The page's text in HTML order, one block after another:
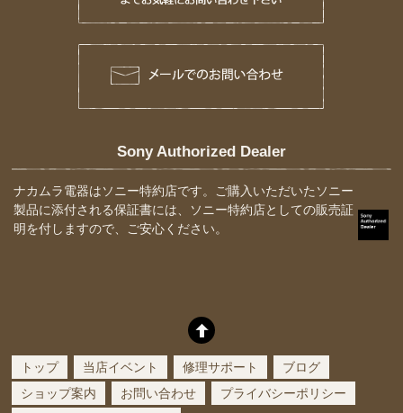
Sony Authorized Dealer
ナカムラ電器はソニー特約店です。ご購入いただいたソニー
製品に添付される保証書には、ソニー特約店としての販売証
明を付しますので、ご安心ください。
トップ 当店イベント 修理サポート
ブログ
ショップ案内
お問い合わせ
プライバシーポリシー